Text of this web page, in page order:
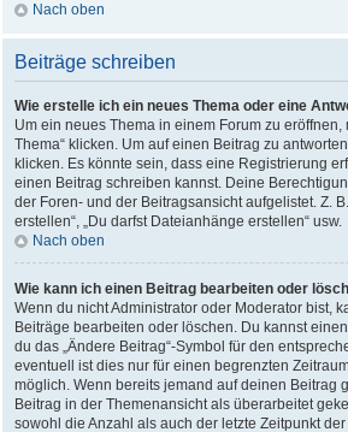
Nach oben
Beiträge schreiben
Wie erstelle ich ein neues Thema oder eine
Um ein neues Thema in einem Forum zu eröffnen,
Thema“ klicken. Um auf einen Beitrag zu
klicken. Es könnte sein, dass eine Registrierung
einen Beitrag schreiben kannst. Deine
der Foren- und der Beitragsansicht aufgelistet. Z.
erstellen“, „Du darfst Dateianhänge erstellen“ usw.
Nach oben
Wie kann ich einen Beitrag bearbeiten oder
Wenn du nicht Administrator oder Moderator bist,
Beiträge bearbeiten oder löschen. Du kannst
du das „Ändere Beitrag“-Symbol für den
eventuell ist dies nur für einen begrenzten
möglich. Wenn bereits jemand auf deinen Beitrag
Beitrag in der Themenansicht als überarbeitet
sowohl die Anzahl als auch der letzte Zeitpunkt